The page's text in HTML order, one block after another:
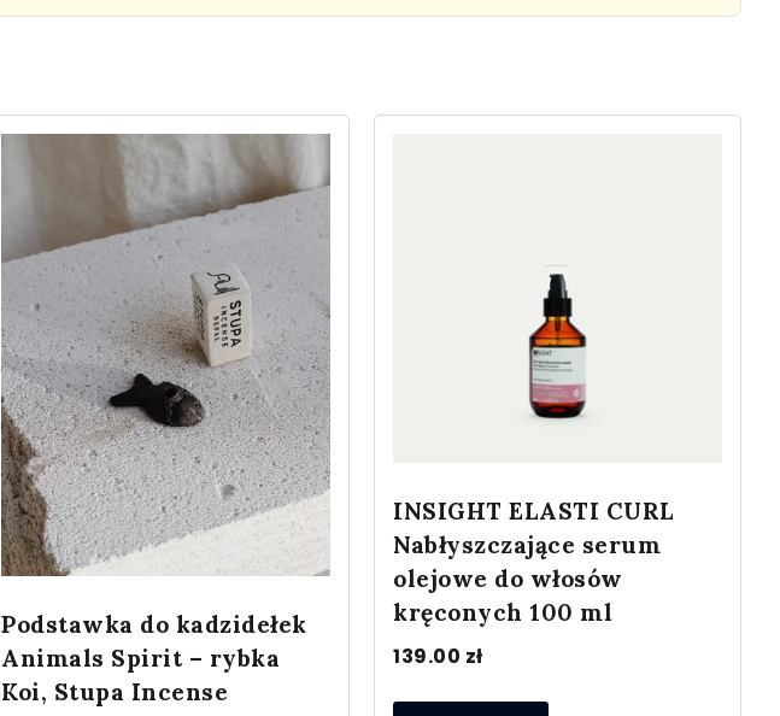
Podstawka do kadzidełek
Animals Spirit – rybka
Koi, Stupa Incense
INSIGHT ELASTI CURL
Nabłyszczające serum
olejowe do włosów
kręconych 100 ml
139.00 zł